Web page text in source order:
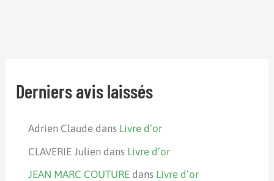
Derniers avis laissés
Adrien Claude dans Livre d’or
CLAVERIE Julien dans Livre d’or
JEAN MARC COUTURE dans Livre d’or